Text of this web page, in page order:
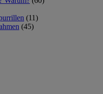
(11)
(45)